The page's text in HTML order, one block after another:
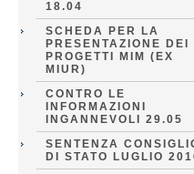
18.04
SCHEDA PER LA
PRESENTAZIONE DEI
PROGETTI MIM (EX
MIUR)
CONTRO LE
INFORMAZIONI
INGANNEVOLI 29.05
SENTENZA
DI STATO LUGLIO